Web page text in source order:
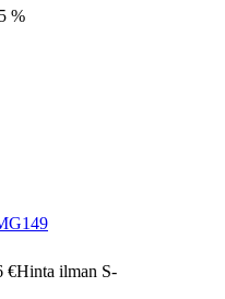
%
€Hinta ilman S-